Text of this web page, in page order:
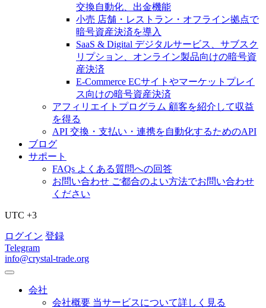
交換自動化、出金機能
小売 店舗・レストラン・オフライン拠点で
暗号資産決済を導入
SaaS & Digital デジタルサービス、サブスク
リプション、オンライン製品向けの暗号資
産決済
E-Commerce ECサイトやマーケットプレイ
ス向けの暗号資産決済
アフィリエイトプログラム 顧客を紹介して収益
を得る
API 交換・支払い・連携を自動化するためのAPI
ブログ
サポート
FAQs よくある質問への回答
お問い合わせ ご都合のよい方法でお問い合わせ
ください
UTC +3
ログイン 登録
Telegram
info@crystal-trade.org
会社
会社概要 当サービスについて詳しく見る